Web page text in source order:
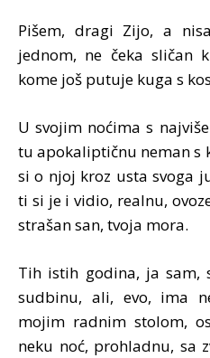
Pišem, dragi Zijo, a
jednom, ne čeka sličan
kome još putuje kuga s
U svojim noćima s
tu apokaliptičnu neman s
si o njoj kroz usta svoga
ti si je i vidio, realnu,
strašan san, tvoja mora.
Tih istih godina, ja sam,
sudbinu, ali, evo, ima
mojim radnim stolom,
neku noć, prohladnu, sa